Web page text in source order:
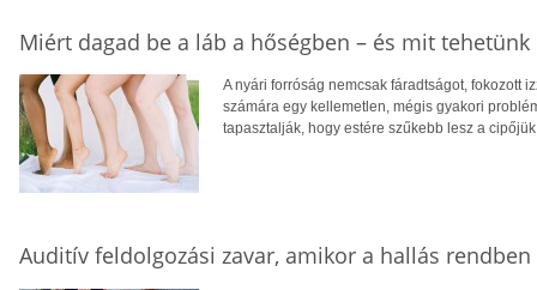
Miért dagad be a láb a hőségben – és mit tehetünk
A nyári forróság nemcsak fáradtságot, fokozott
számára egy kellemetlen, mégis gyakori
tapasztalják, hogy estére szűkebb lesz a
Auditív feldolgozási zavar, amikor a hallás